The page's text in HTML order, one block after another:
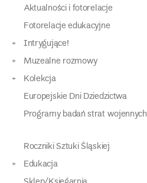
Aktualności i fotorelacje
Fotorelacje edukacyjne
Intrygujące!
Muzealne rozmowy
Kolekcja
Europejskie Dni Dziedzictwa
Programy badań strat wojennych
Roczniki Sztuki Śląskiej
Edukacja